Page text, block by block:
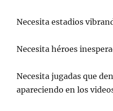
Necesita estadios
Necesita héroes
Necesita jugadas que
apareciendo en los